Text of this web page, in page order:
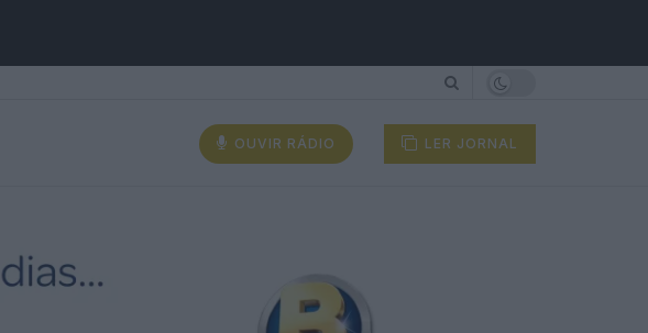
OUVIR RÁDIO LER JORNAL